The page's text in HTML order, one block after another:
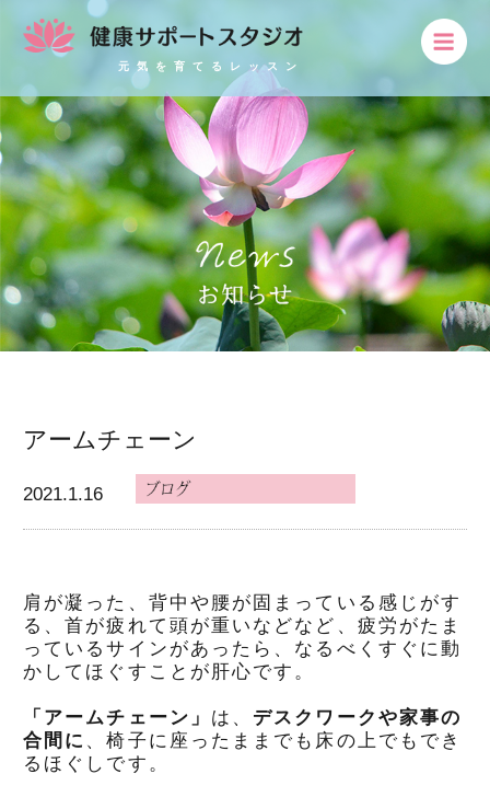
元気を育てるレッスン
アームチェーン
2021.1.16
肩が凝った、背中や腰が固まっている感じがす
る、首が疲れて頭が重いなどなど、疲労がたま
っているサインがあったら、なるべくすぐに動
かしてほぐすことが肝心です。
「アームチェーン」 は、 デスクワークや家事の
合間に 、椅子に座ったままでも床の上でもでき
るほぐしです。